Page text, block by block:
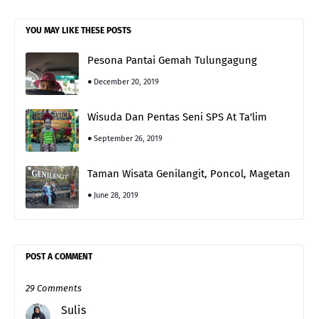
YOU MAY LIKE THESE POSTS
Pesona Pantai Gemah Tulungagung
December 20, 2019
Wisuda Dan Pentas Seni SPS At Ta'lim
September 26, 2019
Taman Wisata Genilangit, Poncol, Magetan
June 28, 2019
POST A COMMENT
29 Comments
Sulis